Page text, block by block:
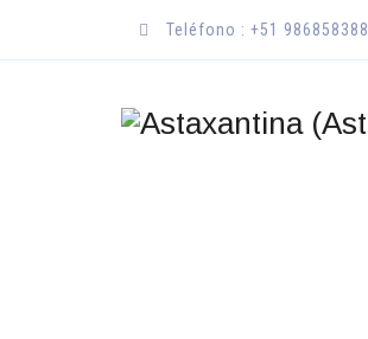
Teléfono : +51 986858388